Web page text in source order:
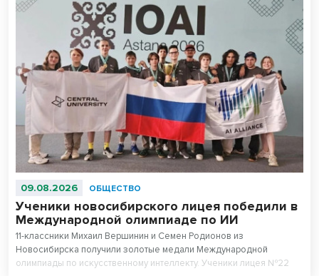
09.08.2026 ОБЩЕСТВО
Ученики новосибирского лицея победили в
Международной олимпиаде по ИИ
11-классники Михаил Вершинин и Семен Родионов из
Новосибирска получили золотые медали Международной
олимпиады по искусственному интеллекту. Ученики лицея №22